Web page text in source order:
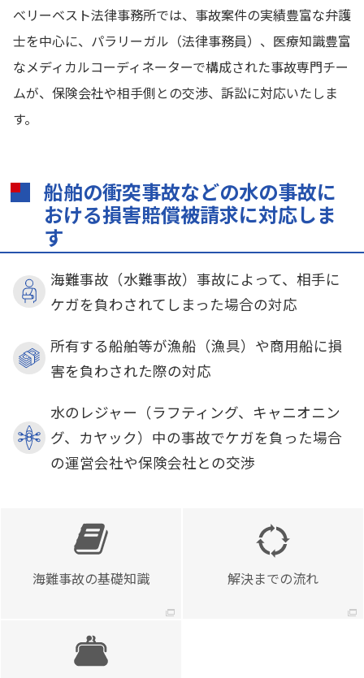
べリーベスト法律事務所では、事故案件の実績豊富な弁護
士を中心に、パラリーガル（法律事務員）、医療知識豊富
なメディカルコーディネーターで構成された事故専門チー
ムが、保険会社や相手側との交渉、訴訟に対応いたしま
す。
船舶の衝突事故などの水の事故に
おける損害賠償被請求に対応しま
す
海難事故（水難事故）事故によって、相手に
ケガを負わされてしまった場合の対応
所有する船舶等が漁船（漁具）や商用船に損
害を負わされた際の対応
水のレジャー（ラフティング、キャニオニン
グ、カヤック）中の事故でケガを負った場合
の運営会社や保険会社との交渉
海難事故の基礎知識 解決までの流れ